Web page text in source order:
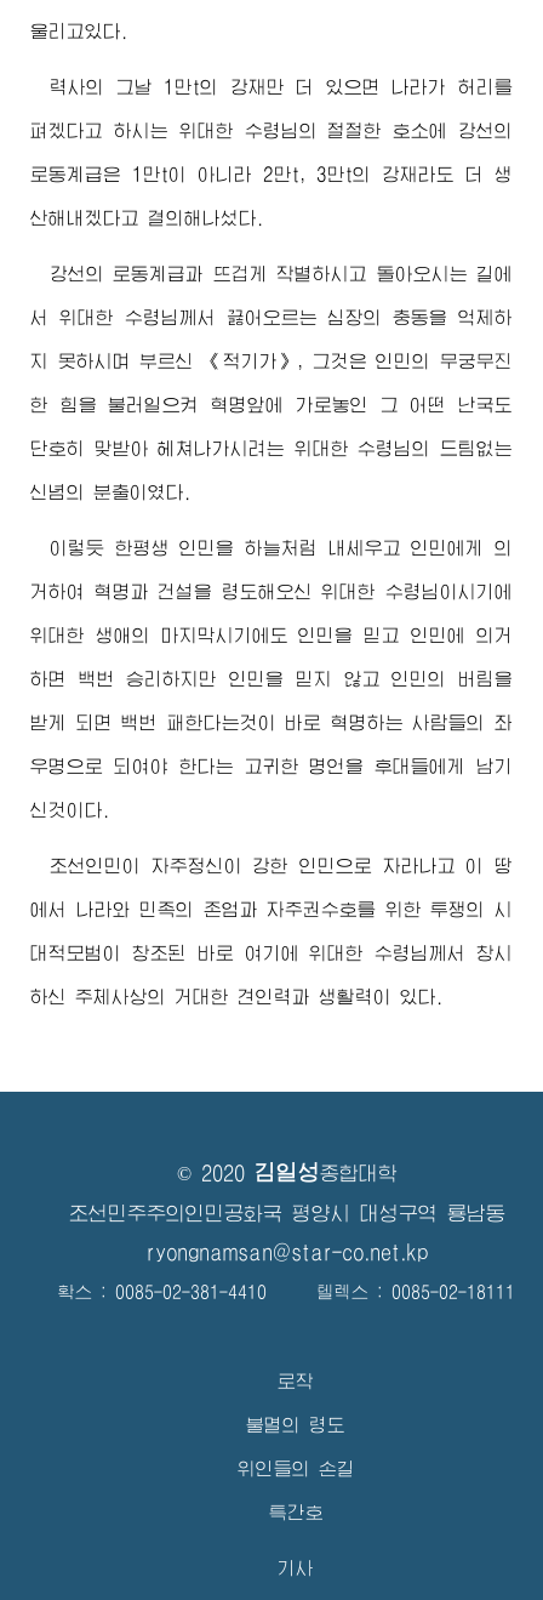
울리고있다.
력사의 그날 1만t의 강재만 더 있으면 나라가 허리를
펴겠다고 하시는 위대한 수령님 의 절절한 호소에 강선의
로동계급은 1만t이 아니라 2만t, 3만t의 강재라도 더 생
산해내겠다고 결의해나섰다.
강선의 로동계급과 뜨겁게 작별하시고 돌아오시는 길에
서 위대한 수령님께서 끓어오르는 심장의 충동을 억제하
지 못하시며 부르신 《적기가》, 그것은 인민의 무궁무진
한 힘을 불러일으켜 혁명앞에 가로놓인 그 어떤 난국도
단호히 맞받아 헤쳐나가시려는 위대한 수령님의 드팀없는
신념의 분출이였다.
이렇듯 한평생 인민을 하늘처럼 내세우고 인민에게 의
거하여 혁명과 건설을 령도해오신위대한 수령님 이시기에
위대한 생애의 마지막시기에도 인민을 믿고 인민에 의거
하면 백번 승리하지만 인민을 믿지 않고 인민의 버림을
받게 되면 백번 패한다는것이 바로 혁명하는 사람들의 좌
우명으로 되여야 한다는 고귀한 명언을 후대들에게 남기
신것이다.
조선인민이 자주정신이 강한 인민으로 자라나고 이 땅
에서 나라와 민족의 존엄과 자주권수호를 위한 투쟁의 시
대적모범이 창조된 바로 여기에위대한 수령님께서 창시
하신 주체사상의 거대한 견인력과 생활력이 있다.
© 2020 김일성종합대학
조선민주주의인민공화국 평양시 대성구역 룡남동
ryongnamsan@star-co.net.kp
확스 : 0085-02-381-4410 텔렉스 : 0085-02-18111
로작
불멸의 령도
위인들의 손길
특간호
기사